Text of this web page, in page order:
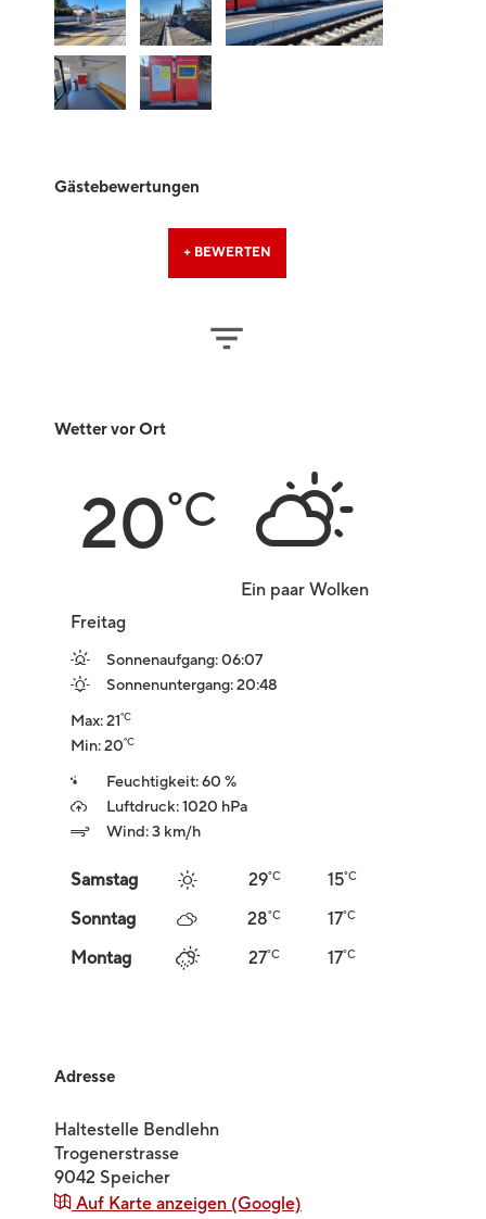
Gästebewertungen
+ BEWERTEN
Wetter vor Ort
Ein paar Wolken
20°C
Freitag
Sonnenaufgang: 06:07
Sonnenuntergang: 20:48
Max: 21°C
Min: 20°C
Feuchtigkeit: 60 %
Luftdruck: 1020 hPa
Wind: 3 km/h
Samstag 29°C 15°C
Sonntag 28°C 17°C
Montag 27°C 17°C
Adresse
Haltestelle Bendlehn
Trogenerstrasse
9042 Speicher
Auf Karte anzeigen (Google)